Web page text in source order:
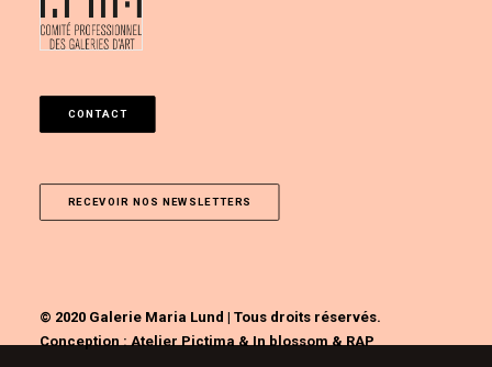
CONTACT
RECEVOIR NOS NEWSLETTERS
© 2020 Galerie Maria Lund | Tous droits réservés.
Conception :Atelier Pictima&In blossom&RAP